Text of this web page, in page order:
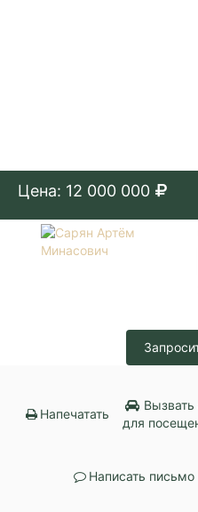
Цена: 12 000 000
Напечатать
для
Написать письмо